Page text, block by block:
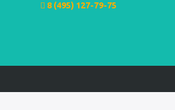
8 (495) 127-79-75